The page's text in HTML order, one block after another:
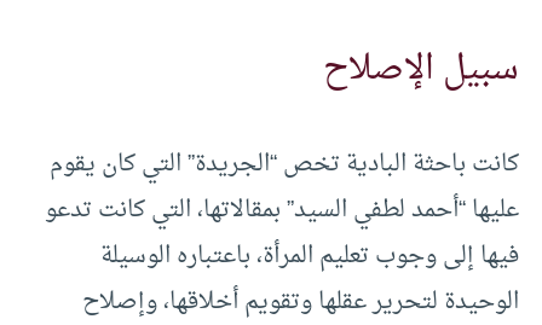
سبيل الإصلاح
كانت باحثة البادية تخص “الجريدة” التي كان يقوم
عليها “أحمد لطفي السيد” بمقالاتها، التي كانت تدعو
فيها إلى وجوب تعليم المرأة، باعتباره الوسيلة
الوحيدة لتحرير عقلها وتقويم أخلاقها، وإصلاح